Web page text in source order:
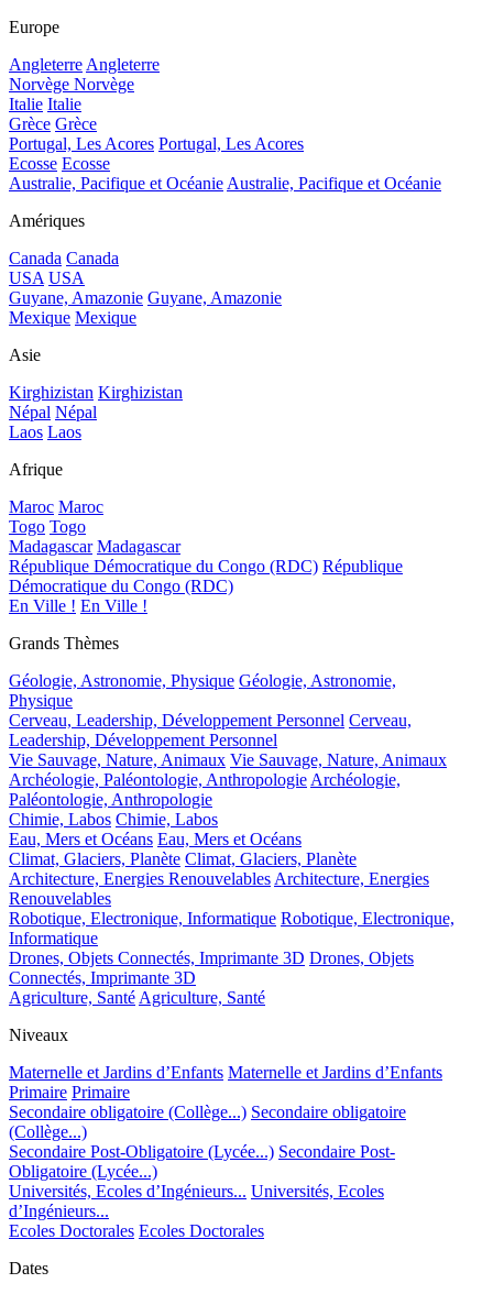
Europe
Angleterre Angleterre
Norvège Norvège
Italie Italie
Grèce Grèce
Portugal, Les Acores Portugal, Les Acores
Ecosse Ecosse
Australie, Pacifique et Océanie Australie, Pacifique et Océanie
Amériques
Canada Canada
USA USA
Guyane, Amazonie Guyane, Amazonie
Mexique Mexique
Asie
Kirghizistan Kirghizistan
Népal Népal
Laos Laos
Afrique
Maroc Maroc
Togo Togo
Madagascar Madagascar
République Démocratique du Congo (RDC) République
Démocratique du Congo (RDC)
En Ville ! En Ville !
Grands Thèmes
Géologie, Astronomie, Physique Géologie, Astronomie,
Physique
Cerveau, Leadership, Développement Personnel Cerveau,
Leadership, Développement Personnel
Vie Sauvage, Nature, Animaux Vie Sauvage, Nature, Animaux
Archéologie, Paléontologie, Anthropologie Archéologie,
Paléontologie, Anthropologie
Chimie, Labos Chimie, Labos
Eau, Mers et Océans Eau, Mers et Océans
Climat, Glaciers, Planète Climat, Glaciers, Planète
Architecture, Energies Renouvelables Architecture, Energies
Renouvelables
Robotique, Electronique, Informatique Robotique, Electronique,
Informatique
Drones, Objets Connectés, Imprimante 3D Drones, Objets
Connectés, Imprimante 3D
Agriculture, Santé Agriculture, Santé
Niveaux
Maternelle et Jardins d’Enfants Maternelle et Jardins d’Enfants
Primaire Primaire
Secondaire obligatoire (Collège...) Secondaire obligatoire
(Collège...)
Secondaire Post-Obligatoire (Lycée...) Secondaire Post-
Obligatoire (Lycée...)
Universités, Ecoles d’Ingénieurs... Universités, Ecoles
d’Ingénieurs...
Ecoles Doctorales Ecoles Doctorales
Dates